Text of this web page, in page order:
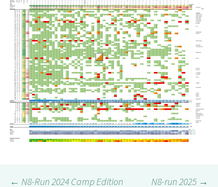
← N8-Run 2024 Camp Edition N8-run 2025 →